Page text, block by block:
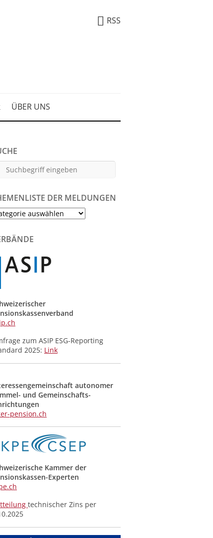
RSS
ÜBER UNS
DER MELDUNGEN
zum ASIP ESG-Reporting
2025: Link
autonomer
und Gemeinschafts­
pension.ch
Kammer der
Experten
technischer Zins per